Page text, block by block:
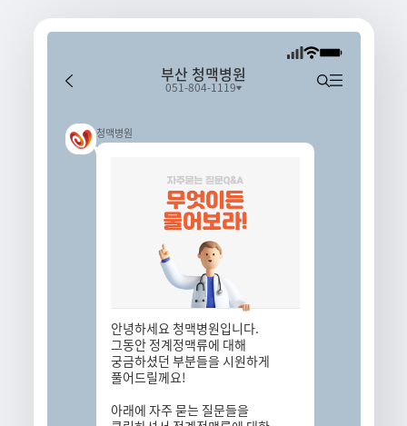
부산 청맥병원
051-804-1119
청맥병원
안녕하세요 청맥병원입니다.
그동안 정계정맥류에 대해
궁금하셨던 부분들을 시원하게
풀어드릴께요!
아래에 자주 묻는 질문들을